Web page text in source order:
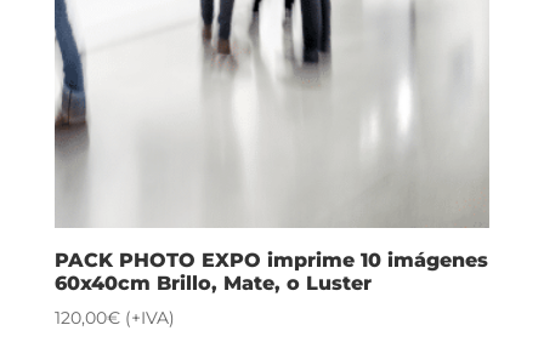
PACK PHOTO EXPO imprime 10 imágenes
60x40cm Brillo, Mate, o Luster
120,00€ (+IVA)